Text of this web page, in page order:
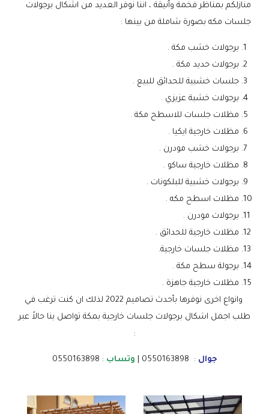
منازلكم بمناظر فخمة وأنيقة ، اننا نوفر العديد من اشكال برجولات
جلسات مكه بصورة شاملة من بينها :
برجولات خشب مكة .
برجولات حديد مكة .
جلسات خشبية للحدائق للبيع .
برجولات خشبة عزيزي .
مظلات جلسات للاسطح مكة .
مظلات خارجية ايكيا .
برجولات خشب مودرن .
مظلات خارجية ساكو .
برجولات خشبية للبلكونات .
مظلات اسطح مكه .
برجولات مودرن .
مظلات خارجية للحدائق .
مظلات جلسات خارجية.
برجولة سطح مكة .
مظلات خارجية جاهزة .
وانواع اخرى نوفرها بأحدث تصاميم 2022 لذلك ان كنت ترغب في
طلب اجمل اشكال برجولات جلسات خارجية بمكة تواصل بنا حالاً عبر
:
جوال : 0550163898 | وتساب : 0550163898